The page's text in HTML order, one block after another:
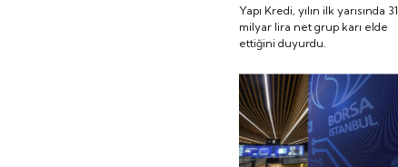
ettiğini duyurdu.
Yapı Kredi, yılın ilk yarısında 31
milyar lira net grup karı elde
ettiğini duyurdu.